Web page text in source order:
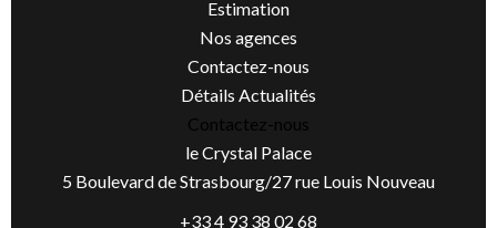
Estimation
Nos agences
Contactez-nous
Détails Actualités
Contactez-nous
le Crystal Palace
5 Boulevard de Strasbourg/27 rue Louis Nouveau
+33 4 93 38 02 68